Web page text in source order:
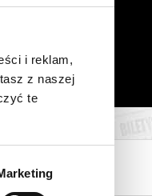
i reklam,
z naszej
te